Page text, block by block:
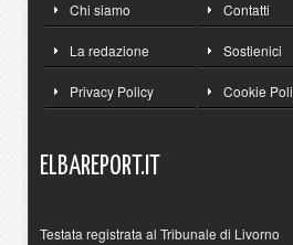
Chi siamo Contatti
La redazione Sostienici
Privacy Policy Cookie
ELBAREPORT.IT
Testata registrata al Tribunale di Livorno